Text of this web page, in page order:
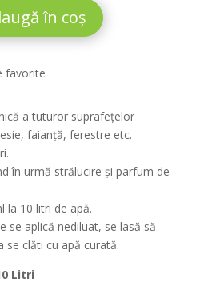
în coș
favorite
a tuturor suprafețelor
faianță, ferestre etc.
în urmă strălucire și parfum de
la 10 litri de apă.
se aplică nediluat, se lasă să
se clăti cu apă curată.
Litri